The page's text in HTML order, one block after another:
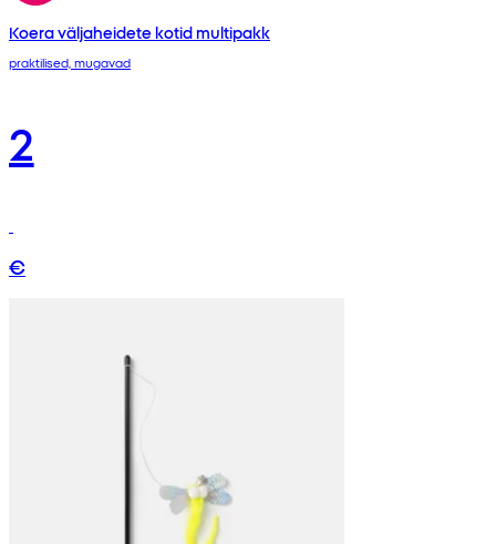
Koera väljaheidete kotid multipakk
praktilised, mugavad
2
€